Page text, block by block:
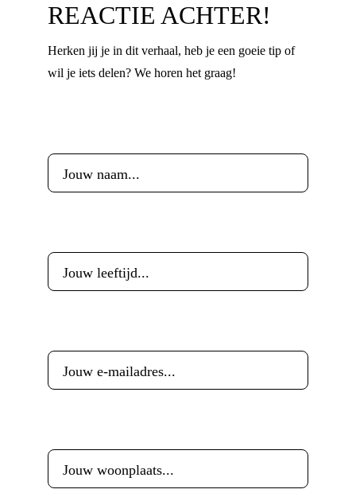
REACTIE ACHTER!
Herken jij je in dit verhaal, heb je een goeie tip of
wil je iets delen? We horen het graag!